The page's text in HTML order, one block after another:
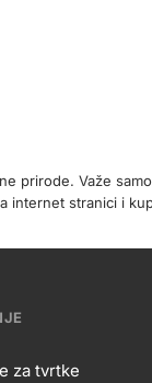
prirode. Važe
internet stranici i
za tvrtke